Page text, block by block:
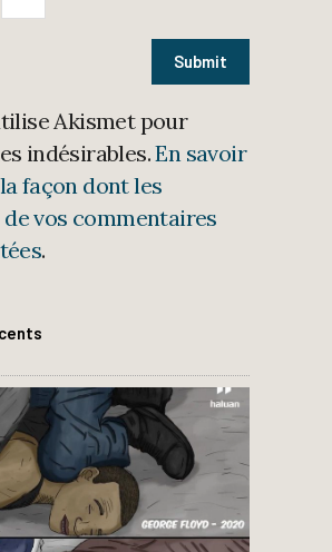
Akismet pour
indésirables.En savoir
façon dont les
de vos commentaires
.